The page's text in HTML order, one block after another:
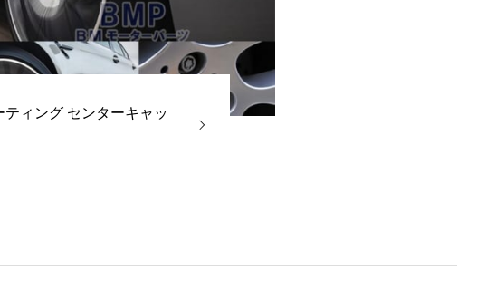
ティング センターキャッ